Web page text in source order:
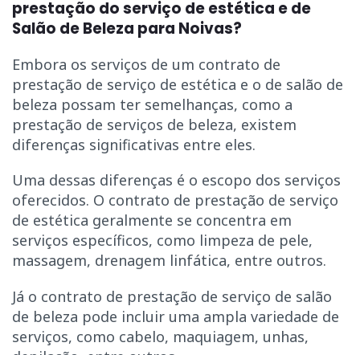
prestação do serviço de estética e de
Salão de Beleza para Noivas?
Embora os serviços de um contrato de
prestação de serviço de estética e o de salão de
beleza possam ter semelhanças, como a
prestação de serviços de beleza, existem
diferenças significativas entre eles.
Uma dessas diferenças é o escopo dos serviços
oferecidos. O contrato de prestação de serviço
de estética geralmente se concentra em
serviços específicos, como limpeza de pele,
massagem, drenagem linfática, entre outros.
Já o contrato de prestação de serviço de salão
de beleza pode incluir uma ampla variedade de
serviços, como cabelo, maquiagem, unhas,